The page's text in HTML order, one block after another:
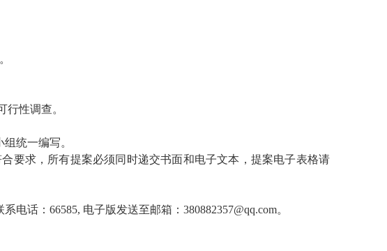
性调查。
统一编写。
要求，所有提案必须同时递交书面和电子文本，提案电子表格请
话：66585, 电子版发送至邮箱：380882357@qq.com。